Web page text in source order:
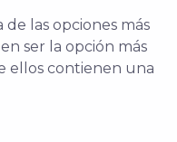
las opciones más
ser la opción más
ellos contienen una